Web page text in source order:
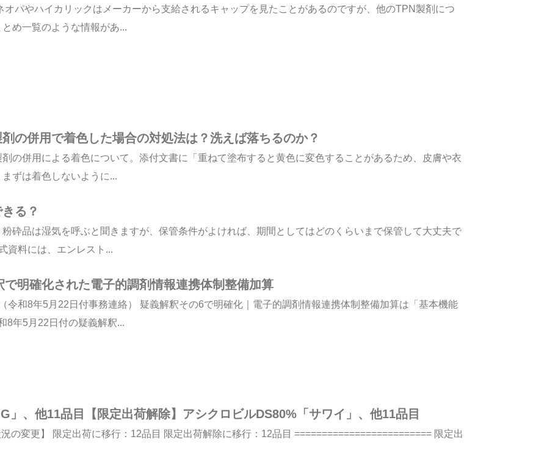
パやハイカリックはメーカーから支給されるキャップを見たことがあるのですが、他のTPN製剤につ
め一覧のような情報があ...
の併用で着色した場合の対処法は？洗えば落ちるのか？
の併用による着色について。添付文書に「重ねて塗布すると黄色に変色することがあるため、皮膚や衣
ずは着色しないように...
る？
砕品は湿気を呼ぶと聞きますが、保管条件がよければ、期間としてはどのくらいまで保管して大丈夫で
資料には、エンレスト...
明確化された電子的調剤情報連携体制整備加算
令和8年5月22日付事務連絡） 疑義解釈その6で明確化｜電子的調剤情報連携体制整備加算は「基本機能
8年5月22日付の疑義解釈...
」、他11品目【限定出荷解除】アシクロビルDS80%「サワイ」、他11品目
の変更】 限定出荷に移行：12品目 限定出荷解除に移行：12品目 ========================= 限定出